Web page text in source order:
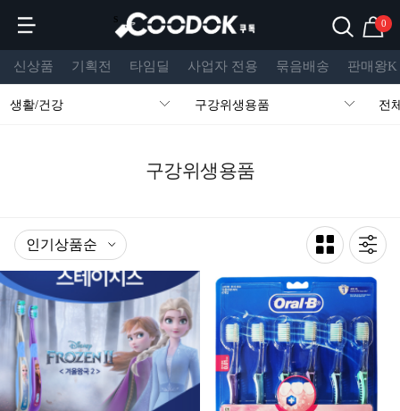
s 0
신상품 기획전 타임딜 사업자 전용 묶음배송 판매왕K
생활/건강 구강위생용품 전
구강위생용품